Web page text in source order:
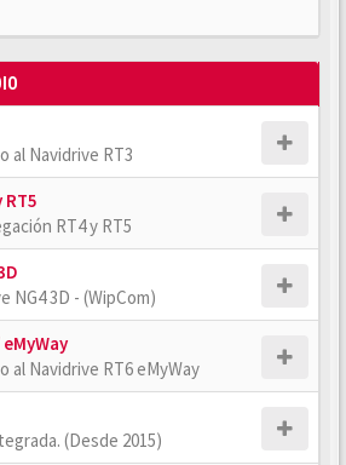
al Navidrive RT3
RT5
RT4 y RT5
NG4 3D - (WipCom)
al Navidrive RT6 eMyWay
(Desde 2015)